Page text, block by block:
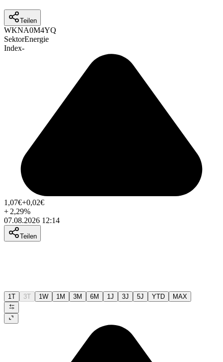
Teilen
WKNA0M4YQ
SektorEnergie
Index-
1,07€+0,02€
+ 2,29%
07.08.2026 12:14
Teilen
1T 3T 1W 1M 3M 6M 1J 3J 5J YTD MAX